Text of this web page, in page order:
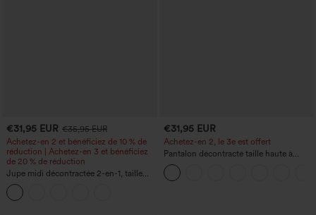
€31,95 EUR €35,95 EUR
Achetez-en 2 et bénéficiez de 10 % de
réduction | Achetez-en 3 et bénéficiez
de 20 % de réduction
Jupe midi décontractée 2-en-1, taille
haute à effet gainant, froncée avec
ourlet arrondi, en polaire et PU
€31,95 EUR
Achetez-en 2, le 3e est offert
Pantalon décontracté taille haute à
cordon, coupe large en mélange de lin,
avec poches